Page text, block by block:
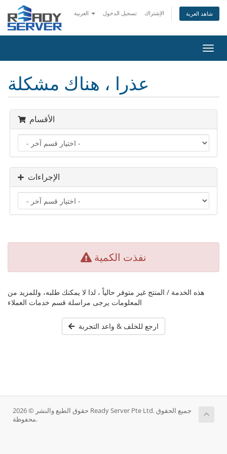
تسجيل الدخول الإشتراك شاهد العربة
تبديل
التنقل
عذرا ، هناك مشكلة
الأقسام
الإجراءات
نفذت الكمية
هذه الخدمة / المنتج غير متوفر حالياً ، لذا لا يمكنك طلبه، وللمزيد من
المعلومات يرجى مراسلة قسم خدمات العملاء
ارجع للخلف & واعد التجربة
حقوق الطبع والنشر © 2026 Ready Server Pte Ltd. جميع الحقوق
محفوظة.